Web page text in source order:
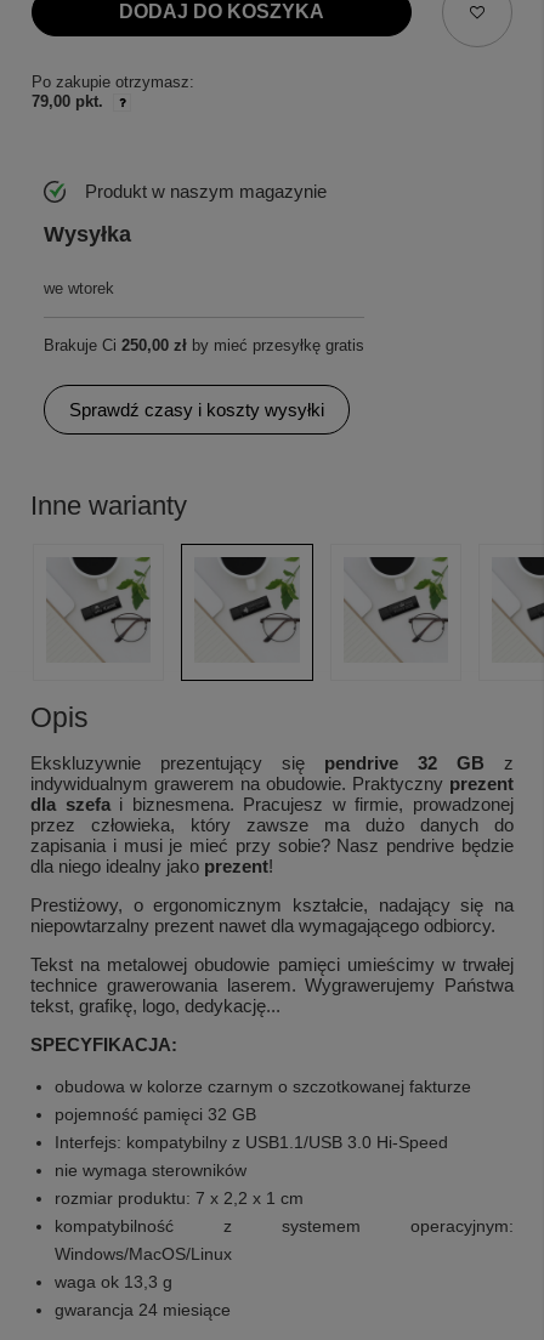
DODAJ DO KOSZYKA
Po zakupie otrzymasz:
79,00 pkt.
Produkt w naszym magazynie
Wysyłka
we wtorek
Brakuje Ci 250,00 zł by mieć przesyłkę gratis
Sprawdź czasy i koszty wysyłki
Inne warianty
Opis
Ekskluzywnie prezentujący się pendrive 32 GB z
indywidualnym grawerem na obudowie. Praktyczny prezent
dla szefai biznesmena. Pracujesz w firmie, prowadzonej
przez człowieka, który zawsze ma dużo danych do
zapisania i musi je mieć przy sobie? Nasz pendrive będzie
dla niego idealny jako prezent!
Prestiżowy, o ergonomicznym kształcie, nadający się na
niepowtarzalny prezent nawet dla wymagającego odbiorcy.
Tekst na metalowej obudowie pamięci umieścimy w trwałej
technice grawerowania laserem. Wygrawerujemy Państwa
tekst, grafikę, logo, dedykację...
SPECYFIKACJA:
obudowa w kolorze czarnym o szczotkowanej fakturze
pojemność pamięci 32 GB
Interfejs: kompatybilny z USB1.1/USB 3.0 Hi-Speed
nie wymaga sterowników
rozmiar produktu: 7 x 2,2 x 1 cm
kompatybilność z systemem operacyjnym:
Windows/MacOS/Linux
waga ok 13,3 g
gwarancja 24 miesiące